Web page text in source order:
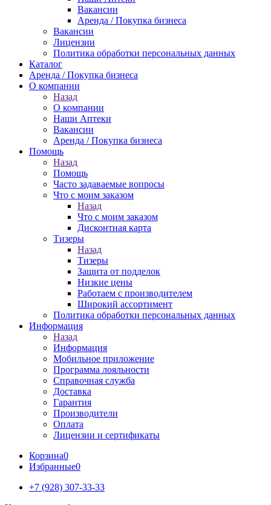
Вакансии
Аренда / Покупка бизнеса
Вакансии
Лицензии
Политика обработки персональных данных
Каталог
Аренда / Покупка бизнеса
О компании
Назад
О компании
Наши Аптеки
Вакансии
Аренда / Покупка бизнеса
Помощь
Назад
Помощь
Часто задаваемые вопросы
Что с моим заказом
Назад
Что с моим заказом
Дисконтная карта
Тизеры
Назад
Тизеры
Защита от подделок
Низкие цены
Работаем с производителем
Широкий ассортимент
Политика обработки персональных данных
Информация
Назад
Информация
Мобильное приложение
Программа лояльности
Справочная служба
Доставка
Гарантия
Производители
Оплата
Лицензии и сертификаты
Корзина0
Избранные0
+7 (928) 307-33-33